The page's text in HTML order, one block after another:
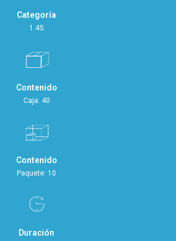
Categoría
1.4S
Contenido
Caja: 40
Contenido
Paquete: 10
Duración